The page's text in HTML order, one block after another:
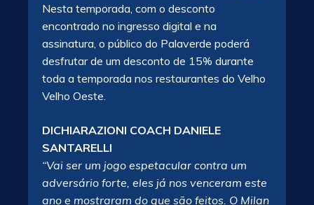
Nesta temporada, com o desconto
encontrado no ingresso digital e na
assinatura, o público do Palaverde poderá
desfrutar de um desconto de 15% durante
toda a temporada nos restaurantes do Velho
Velho Oeste.
DICHIARAZIONI COACH DANIELE
SANTARELLI
“Vai ser um jogo espetacular contra um
adversário forte, eles já nos venceram este
ano e mostraram do que são feitos. O Milan